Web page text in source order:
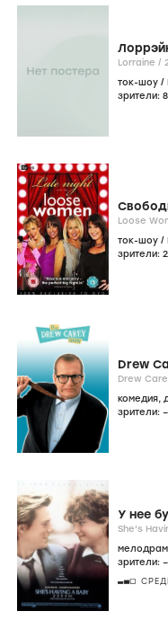
Lorraine /
ток-шоу /
зрители: 8
ток-шоу /
зрители: 2
Drew
комедия,
зрители: –
У нее
зрители: –